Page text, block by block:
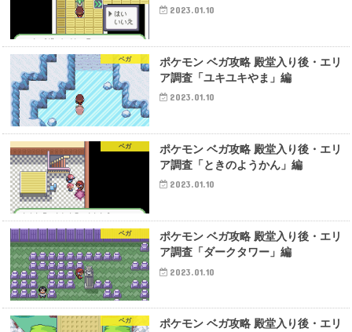
2023.01.10
ベガ
ポケモン ベガ攻略 殿堂入り後・エリ
ア調査「ユキユキやま」編
2023.01.10
ベガ
ポケモン ベガ攻略 殿堂入り後・エリ
ア調査「ときのようかん」編
2023.01.10
ベガ
ポケモン ベガ攻略 殿堂入り後・エリ
ア調査「ダークタワー」編
2023.01.10
ベガ
ポケモン ベガ攻略 殿堂入り後・エリ